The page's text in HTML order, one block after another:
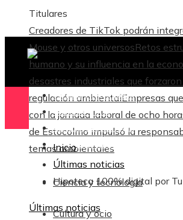
Titulares
Creadores de TikTok podrán
Mouse y otros universosRetos
humano y su influencia en la
desastres industriales que
regulación ambientalEmpresas
con la jornada laboral de ocho
de Estocolmo impulsó la
temas ambientales
Ciencia y tecnología
Cultura y ocio
Ciencia y tecnología
Cultura y ocio
Ciencia y tecnología
Responsabilidad Social
Inicio
Últimas noticias
Hipoteca 100% digital por
Últimas noticias